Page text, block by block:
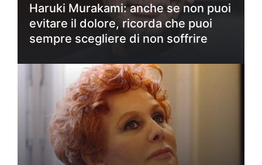
Haruki Murakami: anche se non puoi
evitare il dolore, ricorda che puoi
sempre scegliere di non soffrire